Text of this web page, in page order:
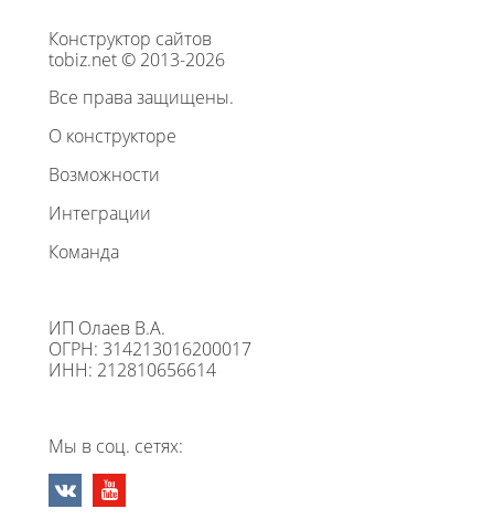
Конструктор сайтов
tobiz.net © 2013-2026
Все права защищены.
О конструкторе
Возможности
Интеграции
Команда
ИП Олаев В.А.
ОГРН: 314213016200017
ИНН: 212810656614
Мы в соц. сетях: